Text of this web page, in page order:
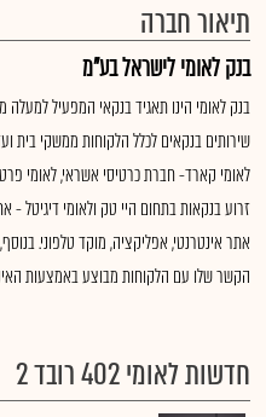
תיאור חברה
בנק לאומי לישראל בע"מ
שירותים בנקאים לכלל הלקוחות ממשקי בית
לאומי קארד- חברת כרטיסי אשראי, לאומי
זרוע בנקאות בתחום היי טק ולאומי דיגיטל -
אתר אינטרנטי, אפליקציה, מוקד טלפוני.
הקשר שלו עם הלקוחות מבוצע באמצעות
חדשות לאומי 402 רובד 2